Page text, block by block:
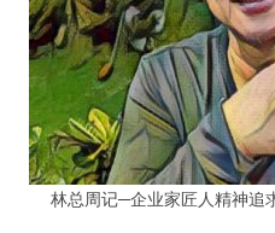
林总周记─企业家匠人精神追